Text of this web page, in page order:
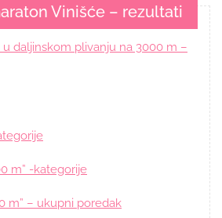
Vinišće – rezultati
daljinskom plivanju na 3000 m –
m” -kategorije
m” – ukupni poredak